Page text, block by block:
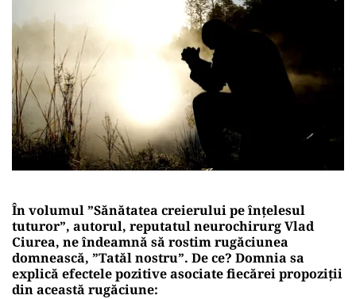
În volumul ”Sănătatea creierului pe înțelesul
tuturor”, autorul, reputatul neurochirurg Vlad
Ciurea, ne îndeamnă să rostim rugăciunea
domnească, ”Tatăl nostru”. De ce? Domnia sa
explică efectele pozitive asociate fiecărei propoziții
din această rugăciune: